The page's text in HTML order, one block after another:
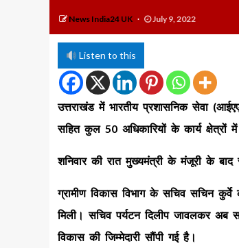
News India24 UK July 9, 2022
Listen to this
उत्तराखंड में भारतीय प्रशासनिक सेवा
सहित कुल 50 अधिकारियों के कार्य क्षेत्रों
शनिवार की रात मुख्यमंत्री के मंजूरी के
ग्रामीण विकास विभाग के सचिव सचिन कुर्वे
मिली। सचिव पर्यटन दिलीप जावलकर अब
विकास की जिम्मेदारी सौंपी गई है।